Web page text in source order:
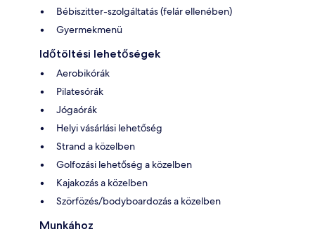
Bébiszitter-szolgáltatás (felár ellenében)
Gyermekmenü
Időtöltési lehetőségek
Aerobikórák
Pilatesórák
Jógaórák
Helyi vásárlási lehetőség
Strand a közelben
Golfozási lehetőség a közelben
Kajakozás a közelben
Szörfözés/bodyboardozás a közelben
Munkához